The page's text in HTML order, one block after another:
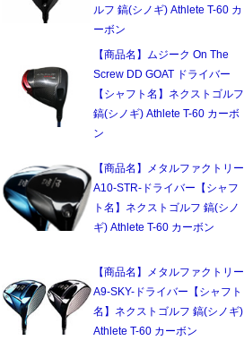
ルフ 鎬(シノギ) Athlete T-60 カ
ーボン
【商品名】ムジーク On The
Screw DD GOAT ドライバー
【シャフト名】ネクストゴルフ
鎬(シノギ) Athlete T-60 カーボ
ン
【商品名】メタルファクトリー
A10-STR-ドライバー【シャフ
ト名】ネクストゴルフ 鎬(シノ
ギ) Athlete T-60 カーボン
【商品名】メタルファクトリー
A9-SKY-ドライバー【シャフト
名】ネクストゴルフ 鎬(シノギ)
Athlete T-60 カーボン